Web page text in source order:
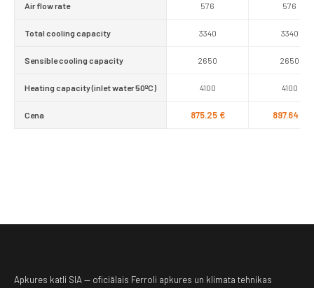
Air flow rate 576 576
Total cooling capacity 3340 3340
Sensible cooling capacity 2650 2650
Heating capacity (inlet water 50ºC) 4100 4100
Cena 875.25 € 897.64 €
Apkures katli SIA — oficiālais Ferroli apkures un klimata tehnikas